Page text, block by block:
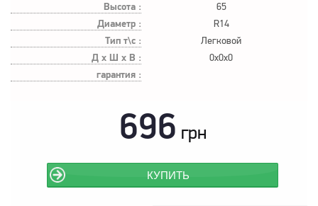
Высота : 65
Диаметр : R14
Тип т\с : Легковой
Д х Ш х В : 0x0x0
гарантия :
696 грн
КУПИТЬ